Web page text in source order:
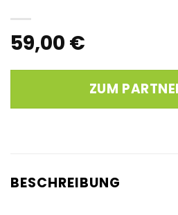
59,00 €
ZUM
BESCHREIBUNG